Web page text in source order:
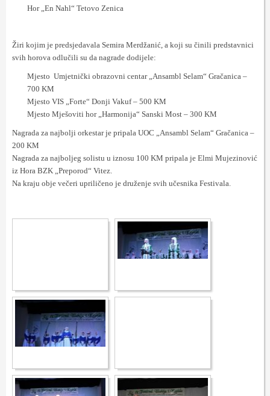
Hor „En Nahl“ Tetovo Zenica
Žiri kojim je predsjedavala Semira Merdžanić, a koji su činili predstavnici
svih horova odlučili su da nagrade dodijele:
Mjesto Umjetnički obrazovni centar „Ansambl Selam“ Gračanica –
700 KM
Mjesto VIS „Forte“ Donji Vakuf – 500 KM
Mjesto Mješoviti hor „Harmonija“ Sanski Most – 300 KM
Nagrada za najbolji orkestar je pripala UOC „Ansambl Selam“ Gračanica –
200 KM
Nagrada za najboljeg solistu u iznosu 100 KM pripala je Elmi Mujezinović
iz Hora BZK „Preporod“ Vitez.
Na kraju obje večeri upriličeno je druženje svih učesnika Festivala.